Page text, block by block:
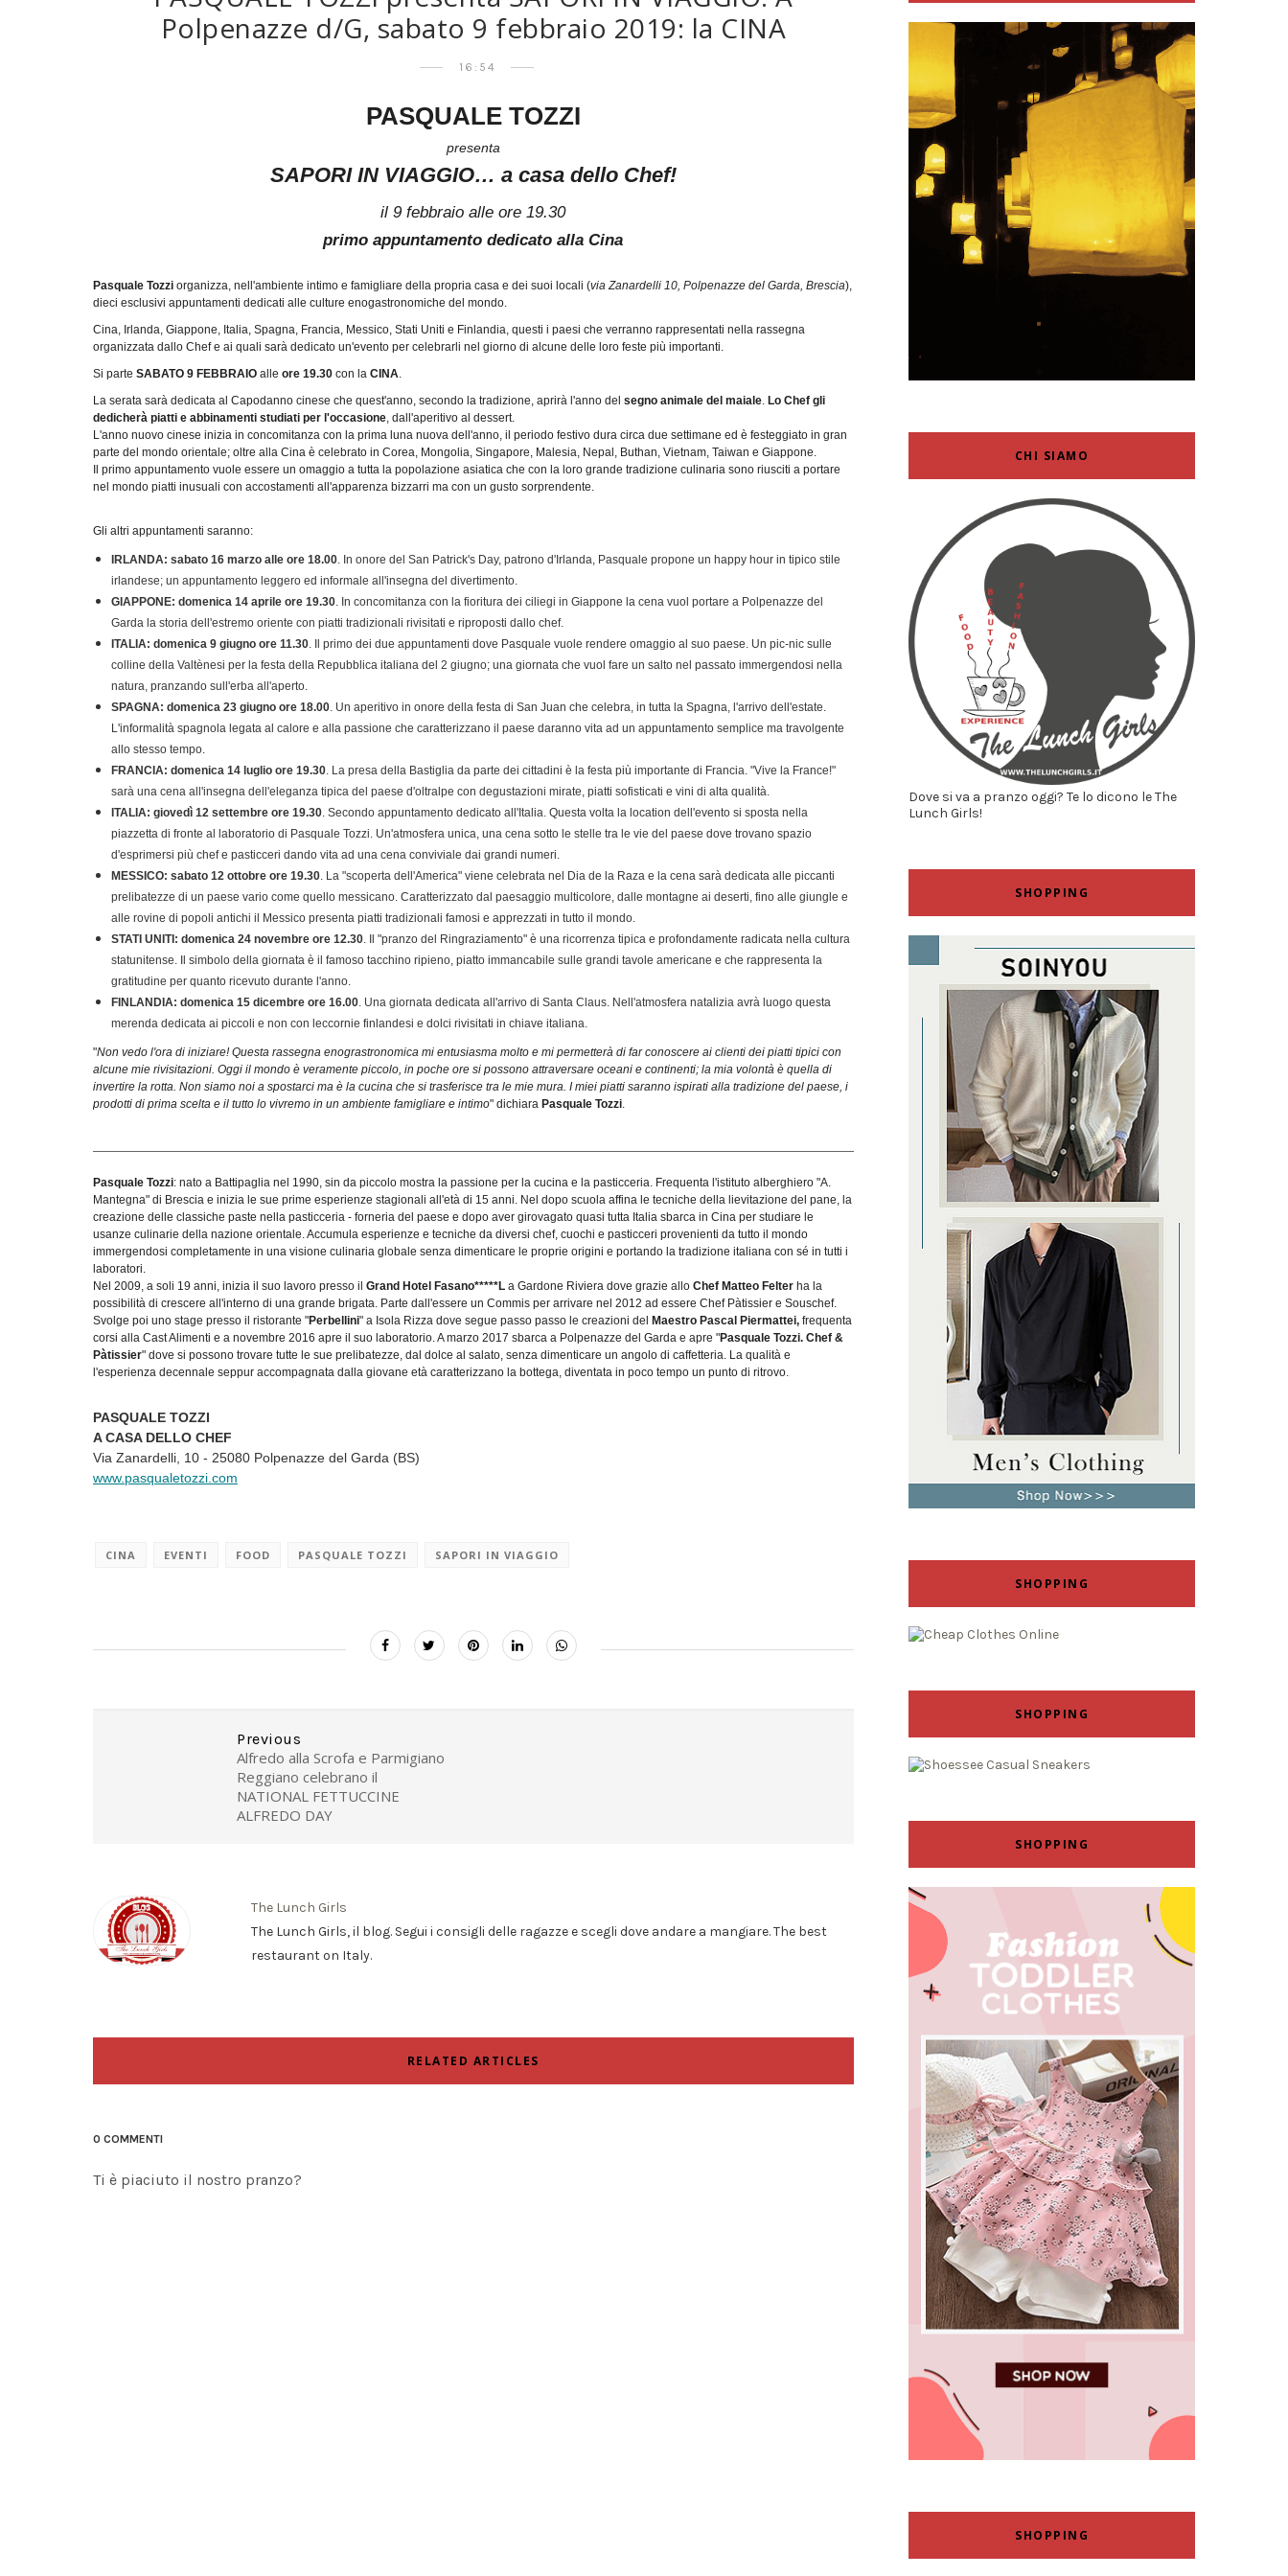
Polpenazze d/G, sabato 9 febbraio 2019: la CINA
16:54
PASQUALE TOZZI
presenta
SAPORI IN VIAGGIO… a casa dello Chef!
il 9 febbraio alle ore 19.30
primo appuntamento dedicato alla Cina
Pasquale Tozzi organizza, nell'ambiente intimo e famigliare della propria casa e dei suoi locali (via Zanardelli 10, Polpenazze del Garda, Brescia),
dieci esclusivi appuntamenti dedicati alle culture enogastronomiche del mondo.
Cina, Irlanda, Giappone, Italia, Spagna, Francia, Messico, Stati Uniti e Finlandia, questi i paesi che verranno rappresentati nella rassegna
organizzata dallo Chef e ai quali sarà dedicato un'evento per celebrarli nel giorno di alcune delle loro feste più importanti.
Si parte SABATO 9 FEBBRAIO alle ore 19.30 con la CINA.
La serata sarà dedicata al Capodanno cinese che quest'anno, secondo la tradizione, aprirà l'anno del segno animale del maiale. Lo Chef gli
dedicherà piatti e abbinamenti studiati per l'occasione, dall'aperitivo al dessert.
L'anno nuovo cinese inizia in concomitanza con la prima luna nuova dell'anno, il periodo festivo dura circa due settimane ed è festeggiato in gran
parte del mondo orientale; oltre alla Cina è celebrato in Corea, Mongolia, Singapore, Malesia, Nepal, Buthan, Vietnam, Taiwan e Giappone.
Il primo appuntamento vuole essere un omaggio a tutta la popolazione asiatica che con la loro grande tradizione culinaria sono riusciti a portare
nel mondo piatti inusuali con accostamenti all'apparenza bizzarri ma con un gusto sorprendente.
Gli altri appuntamenti saranno:
IRLANDA: sabato 16 marzo alle ore 18.00. In onore del San Patrick's Day, patrono d'Irlanda, Pasquale propone un happy hour in tipico stile
irlandese; un appuntamento leggero ed informale all'insegna del divertimento.
GIAPPONE: domenica 14 aprile ore 19.30. In concomitanza con la fioritura dei ciliegi in Giappone la cena vuol portare a Polpenazze del
Garda la storia dell'estremo oriente con piatti tradizionali rivisitati e riproposti dallo chef.
ITALIA: domenica 9 giugno ore 11.30. Il primo dei due appuntamenti dove Pasquale vuole rendere omaggio al suo paese. Un pic-nic sulle
colline della Valtènesi per la festa della Repubblica italiana del 2 giugno; una giornata che vuol fare un salto nel passato immergendosi nella
natura, pranzando sull'erba all'aperto.
SPAGNA: domenica 23 giugno ore 18.00. Un aperitivo in onore della festa di San Juan che celebra, in tutta la Spagna, l'arrivo dell'estate.
L'informalità spagnola legata al calore e alla passione che caratterizzano il paese daranno vita ad un appuntamento semplice ma travolgente
allo stesso tempo.
FRANCIA: domenica 14 luglio ore 19.30. La presa della Bastiglia da parte dei cittadini è la festa più importante di Francia. "Vive la France!"
sarà una cena all'insegna dell'eleganza tipica del paese d'oltralpe con degustazioni mirate, piatti sofisticati e vini di alta qualità.
ITALIA: giovedì 12 settembre ore 19.30. Secondo appuntamento dedicato all'Italia. Questa volta la location dell'evento si sposta nella
piazzetta di fronte al laboratorio di Pasquale Tozzi. Un'atmosfera unica, una cena sotto le stelle tra le vie del paese dove trovano spazio
d'esprimersi più chef e pasticceri dando vita ad una cena conviviale dai grandi numeri.
MESSICO: sabato 12 ottobre ore 19.30. La "scoperta dell'America" viene celebrata nel Dia de la Raza e la cena sarà dedicata alle piccanti
prelibatezze di un paese vario come quello messicano. Caratterizzato dal paesaggio multicolore, dalle montagne ai deserti, fino alle giungle e
alle rovine di popoli antichi il Messico presenta piatti tradizionali famosi e apprezzati in tutto il mondo.
STATI UNITI: domenica 24 novembre ore 12.30. Il "pranzo del Ringraziamento" è una ricorrenza tipica e profondamente radicata nella cultura
statunitense. Il simbolo della giornata è il famoso tacchino ripieno, piatto immancabile sulle grandi tavole americane e che rappresenta la
gratitudine per quanto ricevuto durante l'anno.
FINLANDIA: domenica 15 dicembre ore 16.00. Una giornata dedicata all'arrivo di Santa Claus. Nell'atmosfera natalizia avrà luogo questa
merenda dedicata ai piccoli e non con leccornie finlandesi e dolci rivisitati in chiave italiana.
"Non vedo l'ora di iniziare! Questa rassegna enograstronomica mi entusiasma molto e mi permetterà di far conoscere ai clienti dei piatti tipici con
alcune mie rivisitazioni. Oggi il mondo è veramente piccolo, in poche ore si possono attraversare oceani e continenti; la mia volontà è quella di
invertire la rotta. Non siamo noi a spostarci ma è la cucina che si trasferisce tra le mie mura. I miei piatti saranno ispirati alla tradizione del paese, i
prodotti di prima scelta e il tutto lo vivremo in un ambiente famigliare e intimo" dichiara Pasquale Tozzi.
Pasquale Tozzi: nato a Battipaglia nel 1990, sin da piccolo mostra la passione per la cucina e la pasticceria. Frequenta l'istituto alberghiero "A.
Mantegna" di Brescia e inizia le sue prime esperienze stagionali all'età di 15 anni. Nel dopo scuola affina le tecniche della lievitazione del pane, la
creazione delle classiche paste nella pasticceria - forneria del paese e dopo aver girovagato quasi tutta Italia sbarca in Cina per studiare le
usanze culinarie della nazione orientale. Accumula esperienze e tecniche da diversi chef, cuochi e pasticceri provenienti da tutto il mondo
immergendosi completamente in una visione culinaria globale senza dimenticare le proprie origini e portando la tradizione italiana con sé in tutti i
laboratori.
Nel 2009, a soli 19 anni, inizia il suo lavoro presso il Grand Hotel Fasano*****L a Gardone Riviera dove grazie allo Chef Matteo Felter ha la
possibilità di crescere all'interno di una grande brigata. Parte dall'essere un Commis per arrivare nel 2012 ad essere Chef Pàtissier e Souschef.
Svolge poi uno stage presso il ristorante "Perbellini" a Isola Rizza dove segue passo passo le creazioni del Maestro Pascal Piermattei, frequenta
corsi alla Cast Alimenti e a novembre 2016 apre il suo laboratorio. A marzo 2017 sbarca a Polpenazze del Garda e apre "Pasquale Tozzi. Chef &
Pàtissier" dove si possono trovare tutte le sue prelibatezze, dal dolce al salato, senza dimenticare un angolo di caffetteria. La qualità e
l'esperienza decennale seppur accompagnata dalla giovane età caratterizzano la bottega, diventata in poco tempo un punto di ritrovo.
PASQUALE TOZZI
A CASA DELLO CHEF
Via Zanardelli, 10 - 25080 Polpenazze del Garda (BS)
www.pasqualetozzi.com
CINA EVENTI FOOD PASQUALE TOZZI SAPORI IN VIAGGIO
Previous
Alfredo alla Scrofa e Parmigiano
Reggiano celebrano il
NATIONAL FETTUCCINE
ALFREDO DAY
The Lunch Girls
The Lunch Girls, il blog. Segui i consigli delle ragazze e scegli dove andare a mangiare. The best
restaurant on Italy.
RELATED ARTICLES
0 COMMENTI
Ti è piaciuto il nostro pranzo?
CHI SIAMO
Dove si va a pranzo oggi? Te lo dicono le The
Lunch Girls!
SHOPPING
SHOPPING
SHOPPING
SHOPPING
SHOPPING